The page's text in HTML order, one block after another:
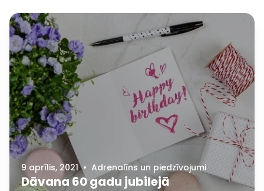
9 aprīlis, 2021 • Adrenalīns un piedzīvojumi
Dāvana 60 gadu jubilejā